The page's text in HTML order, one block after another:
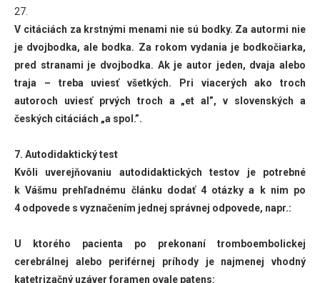
27.
V citáciách za krstnými menami nie sú bodky. Za autormi nie
je dvojbodka, ale bodka. Za rokom vydania je bodkočiarka,
pred stranami je dvojbodka. Ak je autor jeden, dvaja alebo
traja – treba uviesť všetkých. Pri viacerých ako troch
autoroch uviesť prvých troch a „et al”, v slovenských a
českých citáciách „a spol.”.
7. Autodidaktický test
Kvôli uverejňovaniu autodidaktických testov je potrebné
k Vášmu prehľadnému článku dodať 4 otázky a k nim po
4 odpovede s vyznačením jednej správnej odpovede, napr.:
U ktorého pacienta po prekonaní tromboembolickej
cerebrálnej alebo periférnej príhody je najmenej vhodný
katetrizačný uzáver foramen ovale patens: